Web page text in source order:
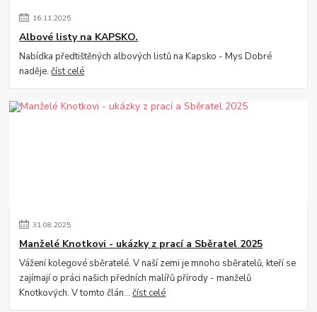
16.11.2025
Albové listy na KAPSKO.
Nabídka předtištěných albových listů na Kapsko - Mys Dobré
naděje.číst celé
31.08.2025
Manželé Knotkovi - ukázky z prací a Sběratel 2025
Vážení kolegové sběratelé. V naší zemi je mnoho sběratelů, kteří se
zajímají o práci našich předních malířů přírody - manželů
Knotkových. V tomto člán...číst celé